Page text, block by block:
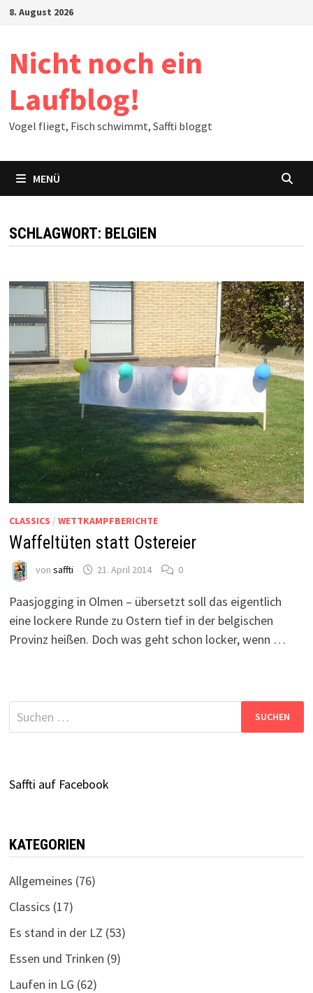
Zum8. August 2026
Nicht noch ein
Laufblog!
Vogel fliegt, Fisch schwimmt, Saffti bloggt
MENÜ
SCHLAGWORT: BELGIEN
CLASSICS / WETTKAMPFBERICHTE
Waffeltüten statt Ostereier
von saffti 21. April 2014 0
Paasjogging in Olmen – übersetzt soll das eigentlich
eine lockere Runde zu Ostern tief in der belgischen
Provinz heißen. Doch was geht schon locker, wenn …
Suchen
nach:
Saffti auf Facebook
KATEGORIEN
Allgemeines (76)
Classics (17)
Es stand in der LZ (53)
Essen und Trinken (9)
Laufen in LG (62)